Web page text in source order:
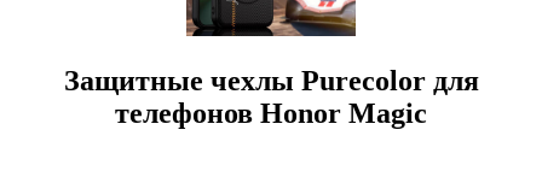
Защитные чехлы Purecolor для
телефонов Honor Magic